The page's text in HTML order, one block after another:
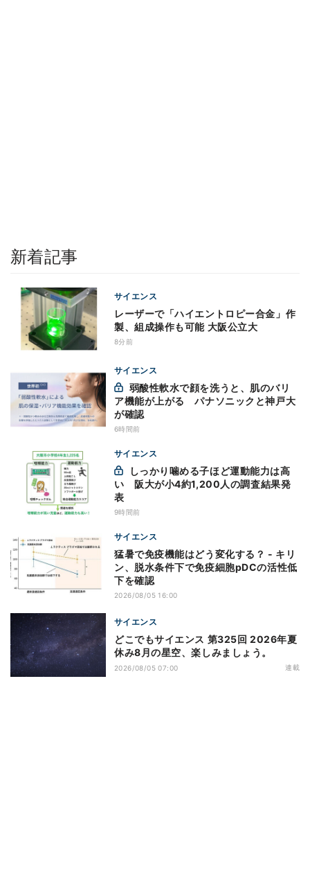
新着記事
サイエンス
レーザーで「ハイエントロピー合金」作
製、組成操作も可能 大阪公立大
8分前
サイエンス
ア機能が上がる パナソニックと神戸大
が確認
6時間前
サイエンス
い 阪大が小4約1,200人の調査結果発
表
9時間前
サイエンス
猛暑で免疫機能はどう変化する？ - キリ
ン、脱水条件下で免疫細胞pDCの活性低
下を確認
2026/08/05 16:00
サイエンス
どこでもサイエンス 第325回 2026年夏
休み8月の星空、楽しみましょう。
2026/08/05 07:00 連載